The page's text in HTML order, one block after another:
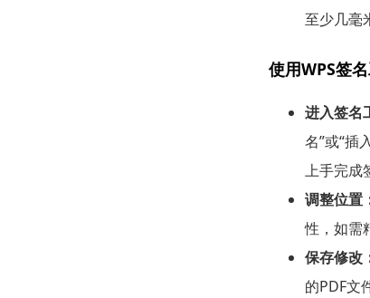
至少几毫
使用WPS签
进入签名
名”或“插
上手完成
调整位置
性，如需
保存修改
的PDF文